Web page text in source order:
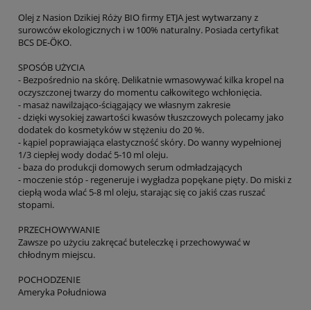
Olej z Nasion Dzikiej Róży BIO firmy ETJA jest wytwarzany z
surowców ekologicznych i w 100% naturalny. Posiada certyfikat
BCS DE-ӦKO.
SPOSÓB UŻYCIA
- Bezpośrednio na skórę. Delikatnie wmasowywać kilka kropel na
oczyszczonej twarzy do momentu całkowitego wchłonięcia.
- masaż nawilżająco-ściągający we własnym zakresie
- dzięki wysokiej zawartości kwasów tłuszczowych polecamy jako
dodatek do kosmetyków w stężeniu do 20 %.
- kąpiel poprawiająca elastyczność skóry. Do wanny wypełnionej
1/3 ciepłej wody dodać 5-10 ml oleju.
- baza do produkcji domowych serum odmładzających
- moczenie stóp - regeneruje i wygładza popękane pięty. Do miski z
ciepłą woda wlać 5-8 ml oleju, starając się co jakiś czas ruszać
stopami.
PRZECHOWYWANIE
Zawsze po użyciu zakręcać buteleczkę i przechowywać w
chłodnym miejscu.
POCHODZENIE
Ameryka Południowa